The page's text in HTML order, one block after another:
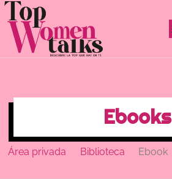
Ebooks
Área privada Biblioteca Ebook